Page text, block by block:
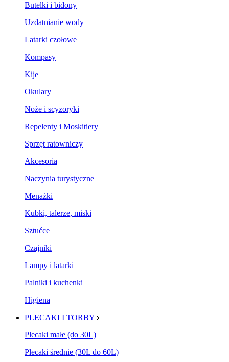
Butelki i bidony
Uzdatnianie wody
Latarki czołowe
Kompasy
Kije
Okulary
Noże i scyzoryki
Repelenty i Moskitiery
Sprzęt ratowniczy
Akcesoria
Naczynia turystyczne
Menażki
Kubki, talerze, miski
Sztućce
Czajniki
Lampy i latarki
Palniki i kuchenki
Higiena
PLECAKI I TORBY
Plecaki małe (do 30L)
Plecaki średnie (30L do 60L)